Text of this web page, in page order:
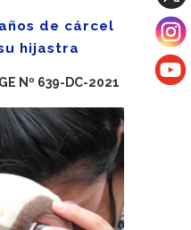
de cárcel
hijastra
Nº 639-DC-2021